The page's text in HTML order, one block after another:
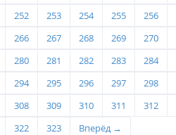
252 253 254 255
256
266 267 268 269
270
280 281 282 283
284
294 295 296 297
298
308 309 310 311
312
322 323 Вперёд →